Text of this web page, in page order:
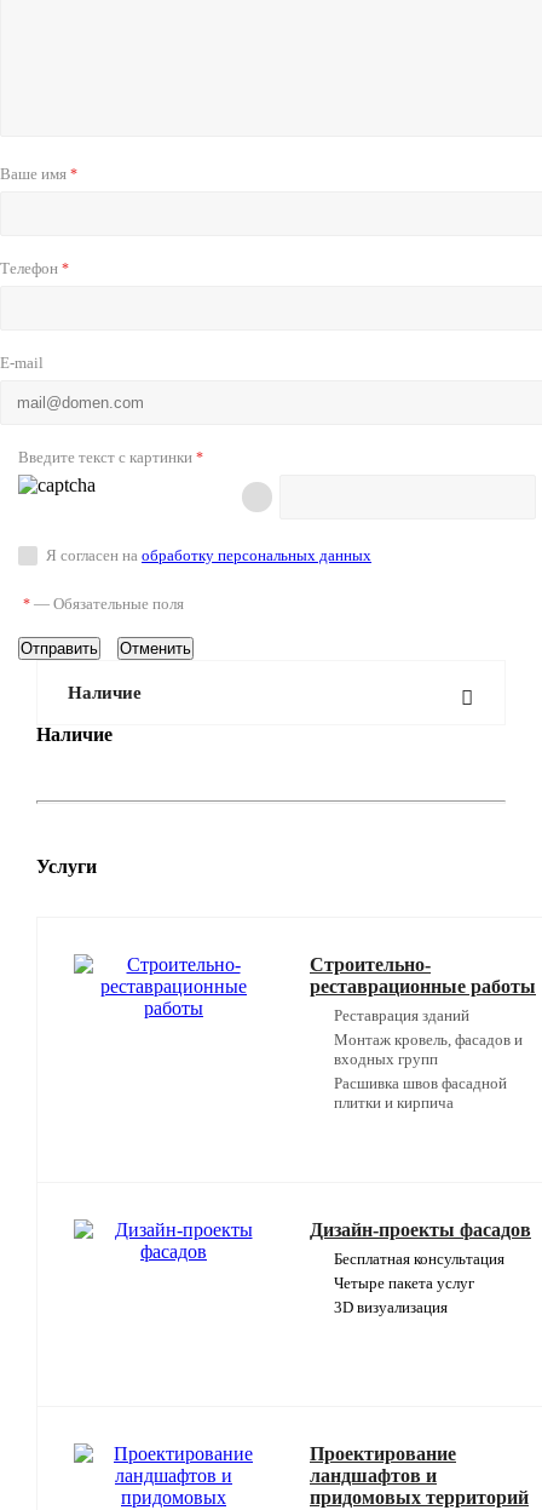
Ваше имя *
Телефон *
E-mail
Введите текст с картинки *
Я согласен на обработку персональных данных
* — Обязательные поля
Отменить
Наличие
Наличие
Услуги
Строительно-
реставрационные работы
Реставрация зданий
Монтаж кровель, фасадов и
входных групп
Расшивка швов фасадной
плитки и кирпича
Дизайн-проекты фасадов
Бесплатная консультация
Четыре пакета услуг
3D визуализация
Проектирование
ландшафтов и
придомовых территорий